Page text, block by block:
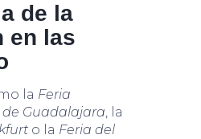
de la
en las
la Feria
Guadalajara, la
o la Feria del